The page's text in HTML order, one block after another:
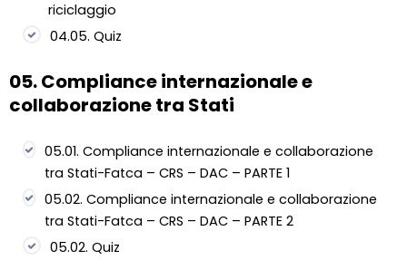
riciclaggio
04.05. Quiz
05. Compliance internazionale e
collaborazione tra Stati
05.01. Compliance internazionale e collaborazione
tra Stati-Fatca – CRS – DAC – PARTE 1
05.02. Compliance internazionale e collaborazione
tra Stati-Fatca – CRS – DAC – PARTE 2
05.02. Quiz